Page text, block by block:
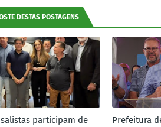
DESTAS POSTAGENS
participam de
Prefeitura